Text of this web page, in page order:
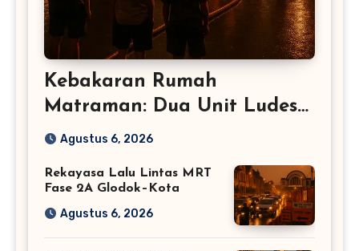
Kebakaran Rumah
Matraman: Dua Unit Ludes
Terbakar – Jakarta Timur
Agustus 6, 2026
Rekayasa Lalu Lintas MRT
Fase 2A Glodok–Kota
Agustus 6, 2026